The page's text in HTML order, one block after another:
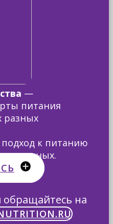
—
питания
разных
к питанию
животных.
на